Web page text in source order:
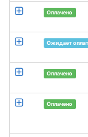
Оплачено
Ожидает
Оплачено
Оплачено